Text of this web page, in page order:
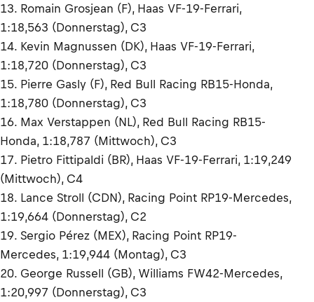
13. Romain Grosjean (F), Haas VF-19-Ferrari,
1:18,563 (Donnerstag), C3
14. Kevin Magnussen (DK), Haas VF-19-Ferrari,
1:18,720 (Donnerstag), C3
15. Pierre Gasly (F), Red Bull Racing RB15-Honda,
1:18,780 (Donnerstag), C3
16. Max Verstappen (NL), Red Bull Racing RB15-
Honda, 1:18,787 (Mittwoch), C3
17. Pietro Fittipaldi (BR), Haas VF-19-Ferrari, 1:19,249
(Mittwoch), C4
18. Lance Stroll (CDN), Racing Point RP19-Mercedes,
1:19,664 (Donnerstag), C2
19. Sergio Pérez (MEX), Racing Point RP19-
Mercedes, 1:19,944 (Montag), C3
20. George Russell (GB), Williams FW42-Mercedes,
1:20,997 (Donnerstag), C3